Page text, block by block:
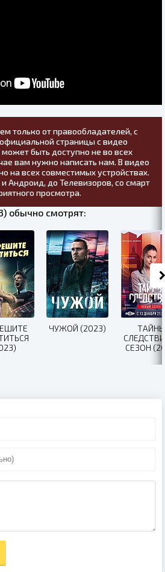
только от правообладателей, с
страницы с видео
быть доступно не во всех
вам нужно написать нам. В видео
на всех совместимых устройствах.
Андроид, до Телевизоров, со смарт
просмотра.
обычно смотрят:
ЧУЖОЙ (2023)
ТАЙНЫ
СЕЗОН